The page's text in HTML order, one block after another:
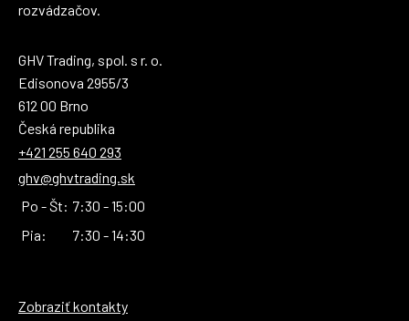
rozvádzačov.
GHV Trading, spol. s r. o.
Edisonova 2955/3
612 00 Brno
Česká republika
+421 255 640 293
ghv@ghvtrading.sk
Po - Št: 7:30 - 15:00
Pia:
7:30 - 14:30
Zobraziť kontakty